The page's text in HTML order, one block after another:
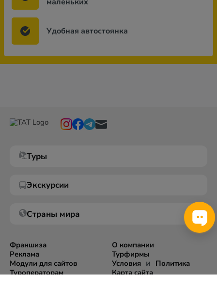
Удобная автостоянка
Туры
Экскурсии
Страны мира
Франшиза
Реклама
Модули для сайтов
Туроператорам
О компании
Турфирмы
Условияи Политика
Карта сайта